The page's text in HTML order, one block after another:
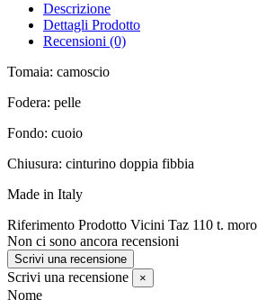
Descrizione
Dettagli Prodotto
Recensioni (0)
Tomaia: camoscio
Fodera: pelle
Fondo: cuoio
Chiusura: cinturino doppia fibbia
Made in Italy
Riferimento Prodotto Vicini Taz 110 t. moro
Non ci sono ancora recensioni
Scrivi una recensione
Scrivi una recensione ×
Nome